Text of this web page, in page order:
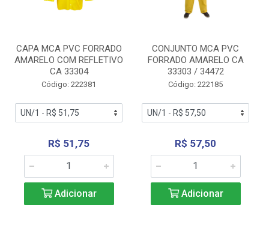
CAPA MCA PVC FORRADO
AMARELO COM REFLETIVO
CA 33304
Código: 222381
R$ 51,75
Adicionar
CONJUNTO MCA PVC
FORRADO AMARELO CA
33303 / 34472
Código: 222185
R$ 57,50
Adicionar